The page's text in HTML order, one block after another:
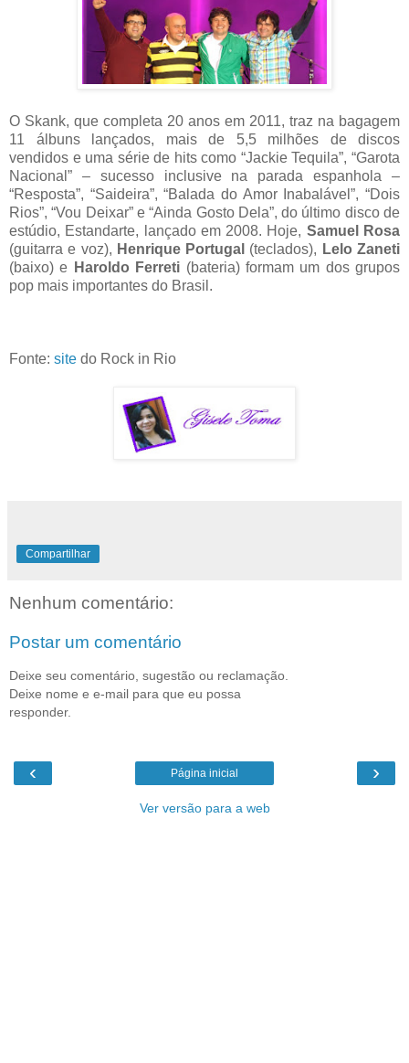
O Skank, que completa 20 anos em 2011, traz na bagagem
11 álbuns lançados, mais de 5,5 milhões de discos
vendidos e uma série de hits como “Jackie Tequila”, “Garota
Nacional” – sucesso inclusive na parada espanhola –
“Resposta”, “Saideira”, “Balada do Amor Inabalável”, “Dois
Rios”, “Vou Deixar” e “Ainda Gosto Dela”, do último disco de
estúdio, Estandarte, lançado em 2008. Hoje, Samuel Rosa
(guitarra e voz), Henrique Portugal (teclados), Lelo Zaneti
(baixo) e Haroldo Ferreti (bateria) formam um dos grupos
pop mais importantes do Brasil.
Fonte: site do Rock in Rio
Compartilhar
Nenhum comentário:
Postar um comentário
Deixe seu comentário, sugestão ou reclamação.
Deixe nome e e-mail para que eu possa
responder.
‹ ›
Página inicial
Ver versão para a web